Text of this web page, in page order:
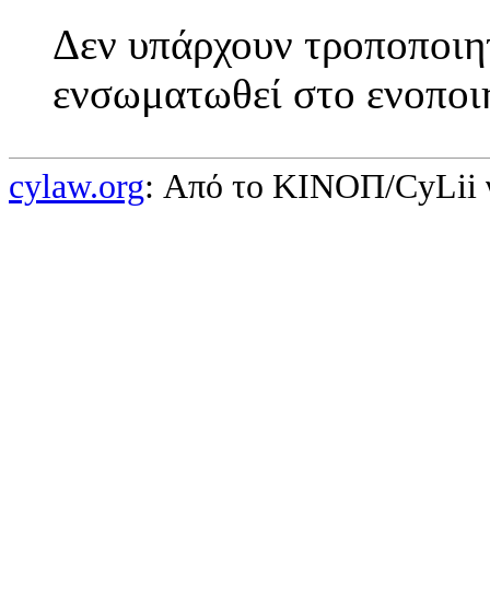
Δεν υπάρχουν
ενσωματωθεί στο
cylaw.org: Από το ΚΙΝOΠ/CyLii